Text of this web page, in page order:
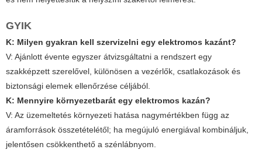
GYIK
K: Milyen gyakran kell szervizelni egy elektromos kazánt?
V: Ajánlott évente egyszer átvizsgáltatni a rendszert egy
szakképzett szerelővel, különösen a vezérlők, csatlakozások és
biztonsági elemek ellenőrzése céljából.
K: Mennyire környezetbarát egy elektromos kazán?
V: Az üzemeltetés környezeti hatása nagymértékben függ az
áramforrások összetételétől; ha megújuló energiával kombináljuk,
jelentősen csökkenthető a szénlábnyom.